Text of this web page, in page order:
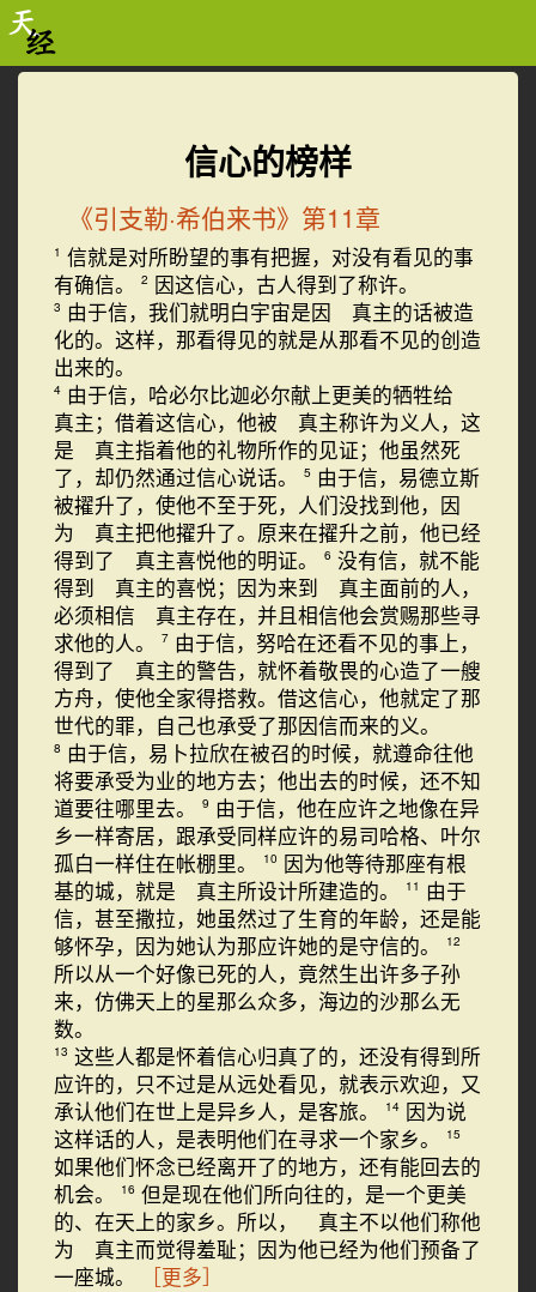
信心的榜样
《引支勒·希伯来书》第11章
1 信就是对所盼望的事有把握，对没有看见的事
有确信。
2 因这信心，古人得到了称许。
3 由于信，我们就明白宇宙是因 真主的话被造
化的。这样，那看得见的就是从那看不见的创造
出来的。
4 由于信，哈必尔比迦必尔献上更美的牺牲给
真主；借着这信心，他被 真主称许为义人，这
是 真主指着他的礼物所作的见证；他虽然死
了，却仍然通过信心说话。
5 由于信，易德立斯
被擢升了，使他不至于死，人们没找到他，因
为 真主把他擢升了。原来在擢升之前，他已经
得到了 真主喜悦他的明证。
6 没有信，就不能
得到 真主的喜悦；因为来到 真主面前的人，
必须相信 真主存在，并且相信他会赏赐那些寻
求他的人。
7 由于信，努哈在还看不见的事上，
得到了 真主的警告，就怀着敬畏的心造了一艘
方舟，使他全家得搭救。借这信心，他就定了那
世代的罪，自己也承受了那因信而来的义。
8 由于信，易卜拉欣在被召的时候，就遵命往他
将要承受为业的地方去；他出去的时候，还不知
道要往哪里去。
9 由于信，他在应许之地像在异
乡一样寄居，跟承受同样应许的易司哈格、叶尔
孤白一样住在帐棚里。
10 因为他等待那座有根
基的城，就是 真主所设计所建造的。
11 由于
信，甚至撒拉，她虽然过了生育的年龄，还是能
够怀孕，因为她认为那应许她的是守信的。
12
所以从一个好像已死的人，竟然生出许多子孙
来，仿佛天上的星那么众多，海边的沙那么无
数。
13 这些人都是怀着信心归真了的，还没有得到所
应许的，只不过是从远处看见，就表示欢迎，又
承认他们在世上是异乡人，是客旅。
14 因为说
这样话的人，是表明他们在寻求一个家乡。
15
如果他们怀念已经离开了的地方，还有能回去的
机会。
16 但是现在他们所向往的，是一个更美
的、在天上的家乡。所以， 真主不以他们称他
为 真主而觉得羞耻；因为他已经为他们预备了
一座城。
［更多］